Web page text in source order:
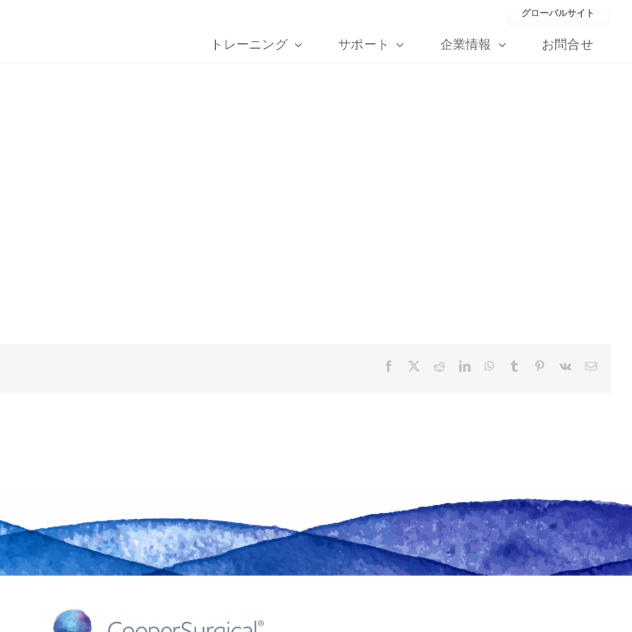
グローバルサイト
トレーニング サポート 企業情報 お問合せ
Facebook RedditLinkedInWhatsApp
Tumblr Pinterest
Vk Email